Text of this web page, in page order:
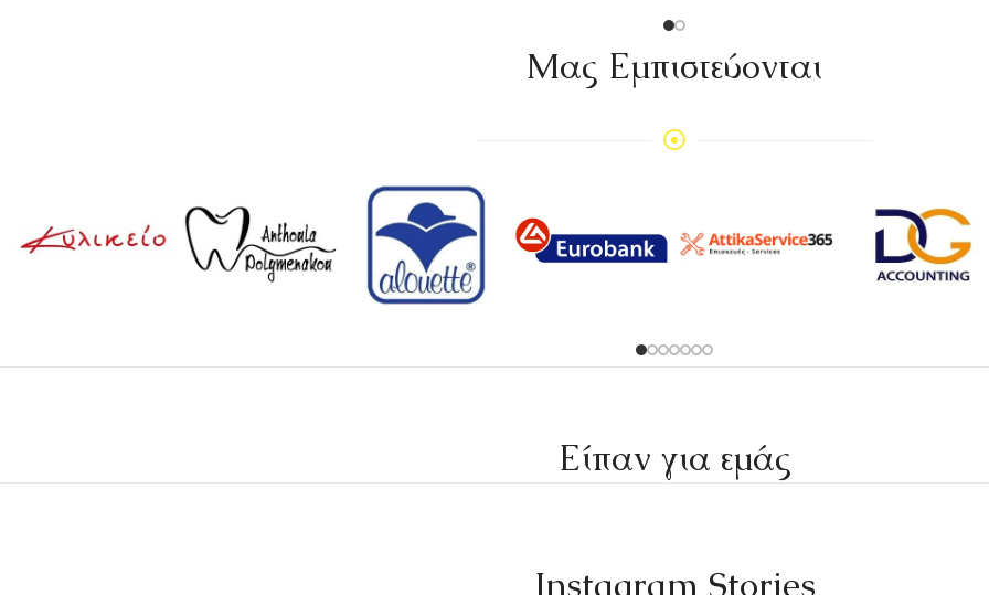
Mας Εμπιστεύονται
Είπαν για εμάς
Instagram Stories